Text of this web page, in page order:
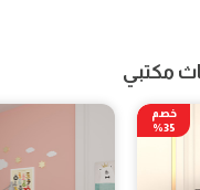
مكتبي
خصم
35%